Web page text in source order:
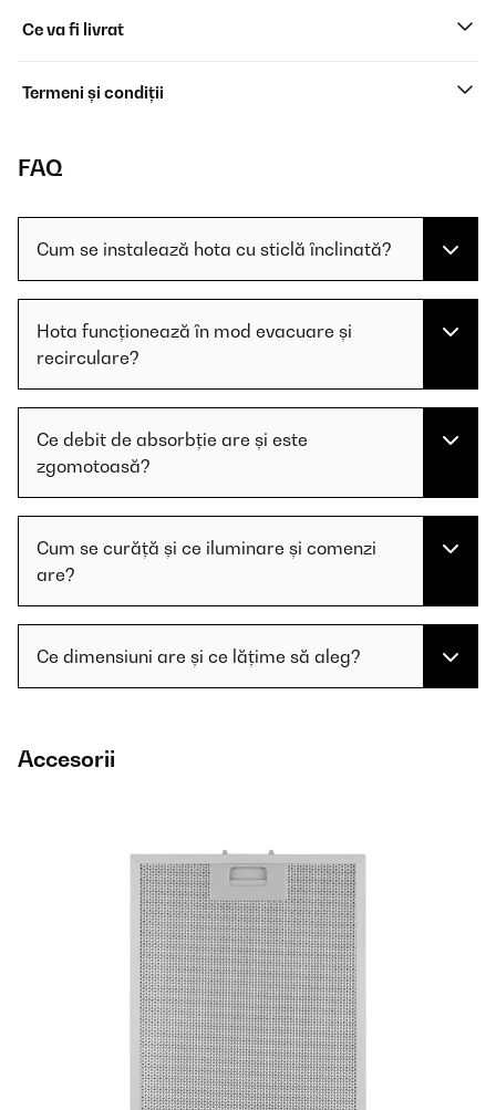
Ce va fi livrat
Termeni și condiții
FAQ
Cum se instalează hota cu sticlă înclinată?
Hota funcționează în mod evacuare și
recirculare?
Ce debit de absorbție are și este
zgomotoasă?
Cum se curăță și ce iluminare și comenzi
are?
Ce dimensiuni are și ce lățime să aleg?
Accesorii